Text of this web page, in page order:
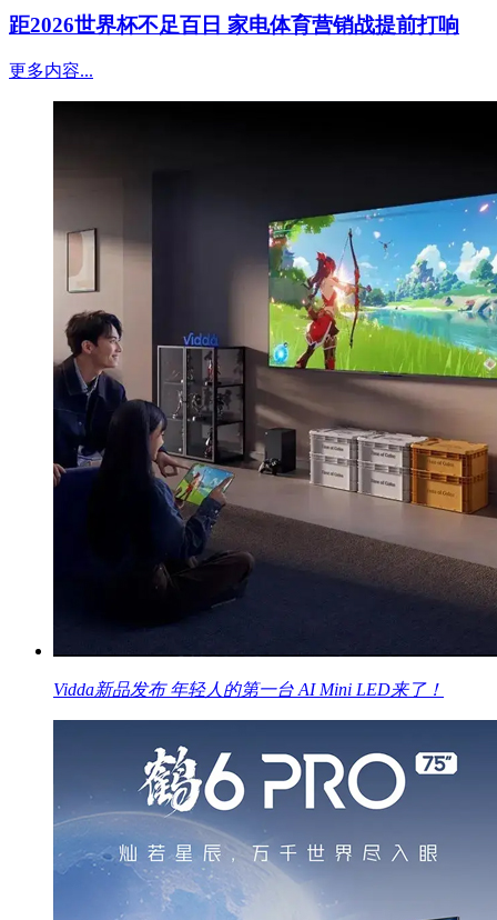
距2026世界杯不足百日 家电体育营销战提前打响
更多内容...
Vidda新品发布 年轻人的第一台 AI Mini LED来了！